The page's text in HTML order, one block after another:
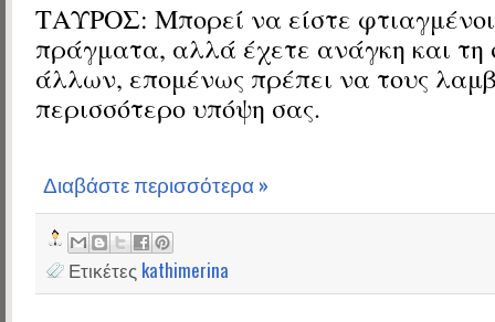
ΤΑΥΡΟΣ: Μπορεί να είστε
πράγματα, αλλά έχετε ανάγκη και τη
άλλων, επομένως πρέπει να τους
περισσότερο υπόψη σας.
Διαβάστε περισσότερα »
Ετικέτες kathimerina